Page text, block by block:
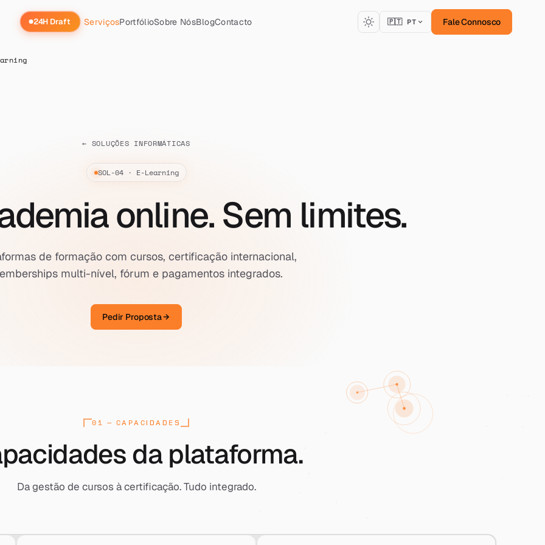
24H Draft ServiçosPortfólioSobre NósBlogContacto 🇵🇹 PT Fale Connosco
← SOLUÇÕES INFORMÁTICAS
SOL-04 · E-Learning
online. Sem limites.
de formação com cursos, certificação internacional,
multi-nível, fórum e pagamentos integrados.
Pedir Proposta
01 — CAPACIDADES
da plataforma.
Da gestão de cursos à certificação. Tudo integrado.